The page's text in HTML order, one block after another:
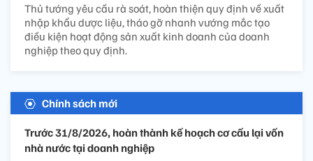
Thủ tướng yêu cầu rà soát, hoàn thiện quy định về xuất
nhập khẩu dược liệu, tháo gỡ nhanh vướng mắc tạo
điều kiện hoạt động sản xuất kinh doanh của doanh
nghiệp theo quy định.
Chính sách mới
Trước 31/8/2026, hoàn thành kế hoạch cơ cấu lại vốn
nhà nước tại doanh nghiệp